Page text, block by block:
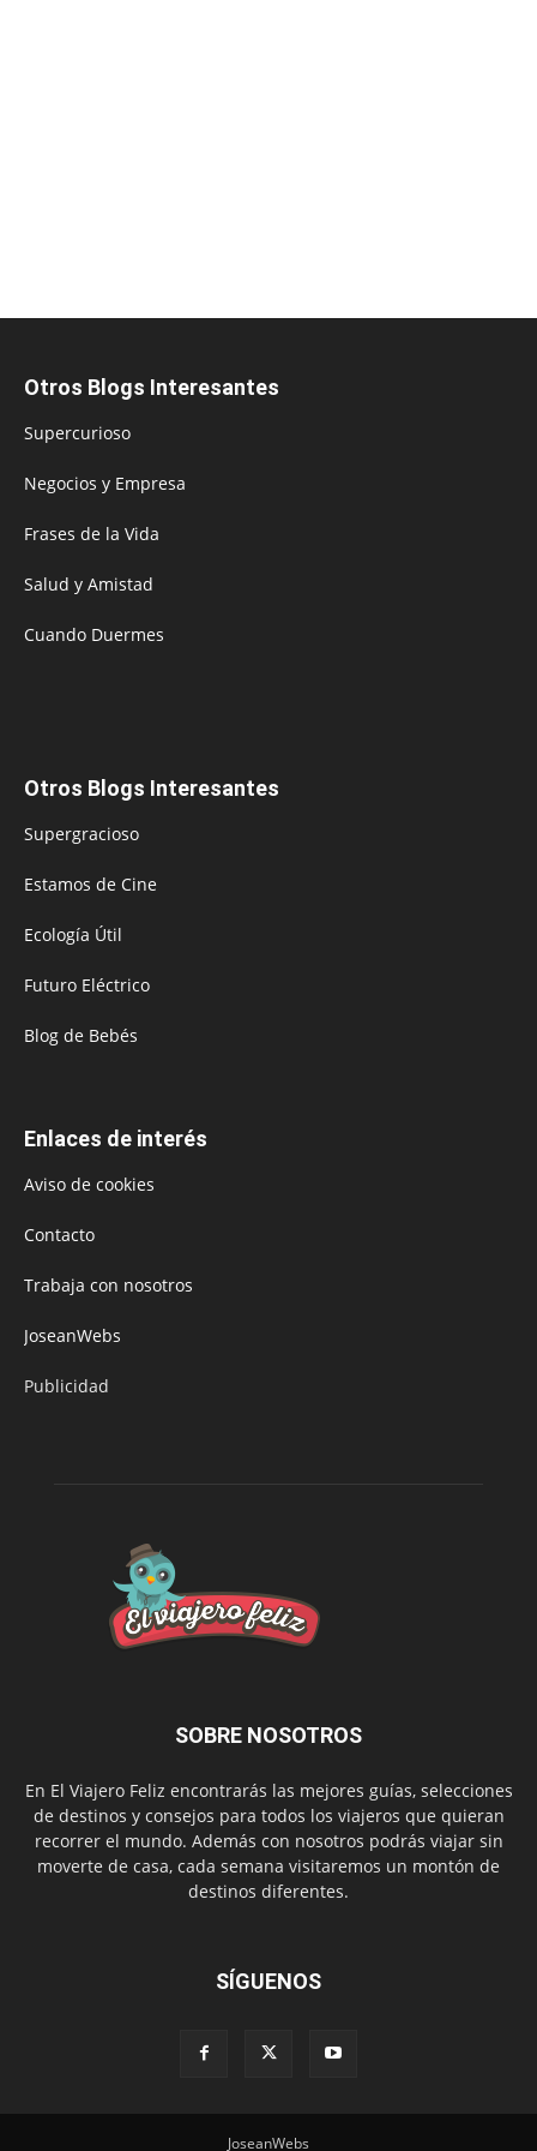
Otros Blogs Interesantes
Supercurioso
Negocios y Empresa
Frases de la Vida
Salud y Amistad
Cuando Duermes
Otros Blogs Interesantes
Supergracioso
Estamos de Cine
Ecología Útil
Futuro Eléctrico
Blog de Bebés
Enlaces de interés
Aviso de cookies
Contacto
Trabaja con nosotros
JoseanWebs
Publicidad
SOBRE NOSOTROS
En El Viajero Feliz encontrarás las mejores guías, selecciones
de destinos y consejos para todos los viajeros que quieran
recorrer el mundo. Además con nosotros podrás viajar sin
moverte de casa, cada semana visitaremos un montón de
destinos diferentes.
SÍGUENOS
JoseanWebs